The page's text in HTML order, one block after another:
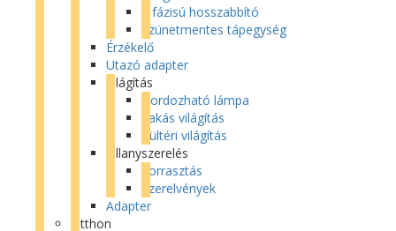
3 fázisú hosszabbító
Szünetmentes tápegység
Érzékelő
Utazó adapter
Világítás
Hordozható lámpa
Lakás világítás
Kültéri világítás
Villanyszerelés
Forrasztás
Szerelvények
Adapter
Otthon